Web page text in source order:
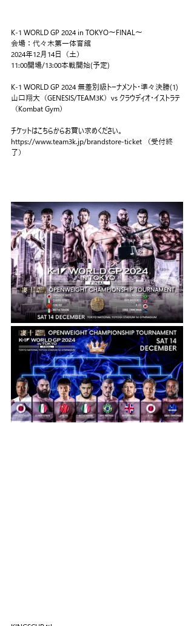
K-1 WORLD GP 2024 in TOKYO～FINAL～
会場：代々⽊第⼀体育館
2024年12⽉14⽇（土）
11:00開場/13:00本戦開始(予定)
K-1 WORLD GP 2024 無差別級トーナメント・準々決勝(1)
山口翔大（GENESIS/TEAM3K）vs クラウディオ・イストラテ
（Kombat Gym）
チケットはこちらからお買い求めください。
https://www.team3k.jp/brandstore-ticket （受付終
了）